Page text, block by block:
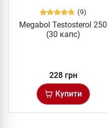
(9)
Megabol Testosterol 250
(30 капс)
228 грн
Купити